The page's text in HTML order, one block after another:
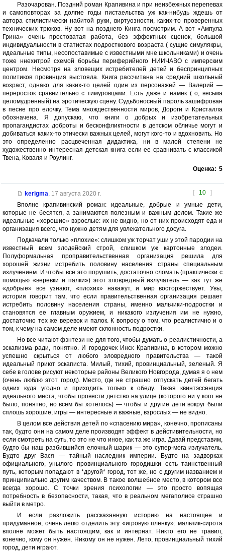
Разочарован. Поздний роман Крапивина и при неизбежных перепевах
и самоповторах за долгие годы пистаельства уж как-нибудь ждешь от
автора стилистически набитой руки, виртуозности, каких-то проверенных
технических трюков. Ну вот на позднего Кинга посмотрим. А вот «Ампула
Грина» очень простоватая работа, без эффектных сценок, большой
индивидуальности в статистах подросткового возраста ( сущие симулякры,
идеальные типы, несопоставимые с известными мне школьниками) и очень
тоже ннехитрой схемой борьбы периферийного НИИЧАВО с имперским
центром. Несмотря на зловещих истребителей детей и беспринципных
политиков провинция выстояла. Книга рассчитана на средний школьный
возраст, однако для каких-то целей один из персонажей — Валерий —
переросток сравнительно с тимуровцами. Есть даже и намек ( о, весьма
целомудренный) на эротическую сцену. Судьбоносный пароль зашифрован
в песне про елочку. Тема множдественности миров, Дороги и Кристалла
обозначена. Я допускаю, что книги о добрых и изобретательных
пропагандистах доброты и бесконфликтности в детском обличье могут и
добиваться каких-то этически важных целей, могут кого-то и вдохновить. Но
это определенно расцвеченная дидактика, ни в малой степени не
художественно интересная детская книга если ее сравнивать с классикой
Твена, Коваля и Роулинг.
Оценка: 5
[ 10 ]
kerigma 17 августа 2020 г.
Вполне крапивинский роман: идеальные, добрые и умные дети,
которые не бесятся, а занимаются полезным и важным делом. Такие же
идеальные «хорошие» взрослые: их не видно, но от них происходят еда и
организация всего, что нужно детям для увлекательного досуга.
Подкачали только «плохие»: слишком уж торчат уши у этой пародии на
известный всем злодейский строй, слишком уж картонные злодеи.
Полуформальная проправительственная организация решила для
хорошей жизни истребить половину населения страны специальным
излучением. И чтобы все это порушить, достаточно сломать (практически с
помощью «веревки и палки») этот зловредный излучатель — как тут же
«добрые» все узнают, «плохих» накажут, и мир восторжествует. Увы,
история говорит там, что если правительственная организация решает
истребить половину населения страны, именно мальчики-подростки и
становятся ее главным оружием, и никакого излучения им не нужно,
достаточно тех же веревок и палок. К вопросу о том, что реалистично и о
том, к чему на самом деле имеют склонность подростки.
Но все читают фэнтези не для того, чтобы думать о реалистичности, а
эскапизма ради, понятно. И городочек Инск Крапивина, в котором можно
успешно скрыться от любого зловредного правительства — такой
идеальный приют эскаписта. Милый, тихий, провинциальный, зеленый. Я
себе в голове рисуют некоторые районы Великого Новгорода, думая я о нем
(очень люблю этот город). Место, где не страшно отпускать детей бегать
одних куда угодно и приходить только к обеду. Такая квинтэссенция
идеального места, чтобы провести детство на улице (которого ни у кого не
было, понятно, но всем бы хотелось) — чтобы и другие дети вокруг были
сплошь хорошие, игры — интересные и важные, взрослых — не видно.
В целом все действия детей по «спасению мира», конечно, прописаны
так, будто они на самом деле производят эффект в дейстивительности, но
если смотреть на суть, то это не что иное, как та же игра. Давай представим,
будто бы наш разбившийся елочный шарик — это супер-мега излучатель.
Будто друг Вася — тайный наследник империи. Будто на задворках
официального, унылого провинциального городишки есть таинственный
путь, которым попадают в *другой* город, тот же, но с другим названием и
принципиально другим качеством. В такое волшебное место, в котором все
всегда хорошо. С точки зрения психологии — это просто вопящая
потребность в безопасности, такая, что в реальном мегаполисе страшно
выйти в метро.
И если разложить рассказанную историю на настоящее и
придуманное, очень легко отделить эту «игровую пленку»: мальчик-сирота
вполне может быть настоящим, как и интернат. Никто его не травил,
конечно, кому он нужен. Никому он не нужен. Лето, провинциальный тихий
город, дети играют.